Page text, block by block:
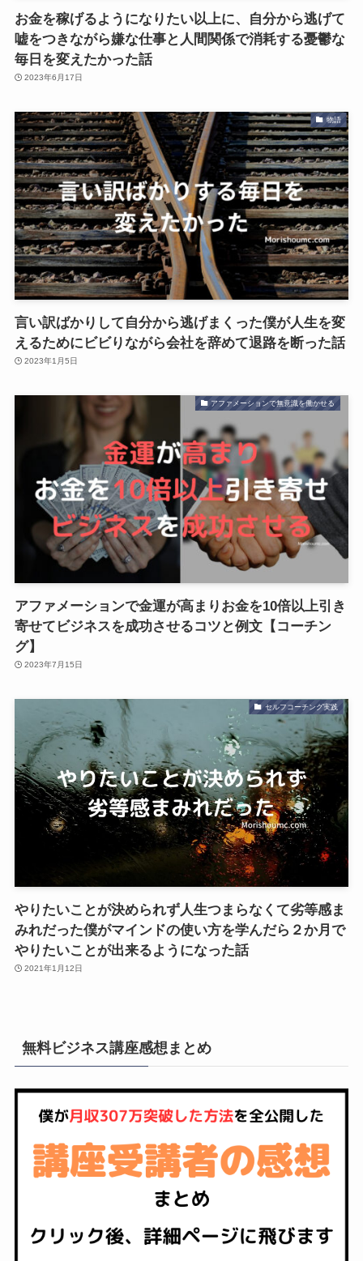
お金を稼げるようになりたい以上に、自分から逃げて
嘘をつきながら嫌な仕事と人間関係で消耗する憂鬱な
毎日を変えたかった話
2023年6月17日
物語
言い訳ばかりして自分から逃げまくった僕が人生を変
えるためにビビりながら会社を辞めて退路を断った話
2023年1月5日
アファメーションで無意識を働かせる
アファメーションで金運が高まりお金を10倍以上引き
寄せてビジネスを成功させるコツと例文【コーチン
グ】
2023年7月15日
セルフコーチング実践
やりたいことが決められず人生つまらなくて劣等感ま
みれだった僕がマインドの使い方を学んだら２か月で
やりたいことが出来るようになった話
2021年1月12日
無料ビジネス講座感想まとめ